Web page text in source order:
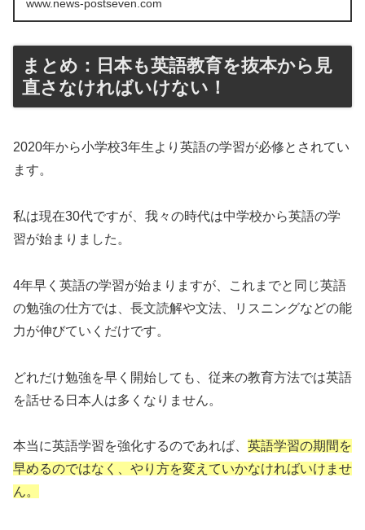
www.news-postseven.com
まとめ：日本も英語教育を抜本から見
直さなければいけない！
2020年から小学校3年生より英語の学習が必修とされてい
ます。
私は現在30代ですが、我々の時代は中学校から英語の学
習が始まりました。
4年早く英語の学習が始まりますが、これまでと同じ英語
の勉強の仕方では、長文読解や文法、リスニングなどの能
力が伸びていくだけです。
どれだけ勉強を早く開始しても、従来の教育方法では英語
を話せる日本人は多くなりません。
本当に英語学習を強化するのであれば、 英語学習の期間を
早めるのではなく、やり方を変えていかなければいけませ
ん。